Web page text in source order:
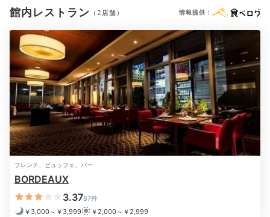
寝る前のリラックス
ゆったりバスルーム
寝る前は大きなお風呂で一日の疲れをリセット。プリビ
※設備・アメニティは、確認が取れている情報を表示しています。
館内レストラン （2店舗） 情報提供：
フレンチ、ビュッフェ、バー
BORDEAUX
3.3787件
￥3,000～￥3,999
￥2,000～￥2,999